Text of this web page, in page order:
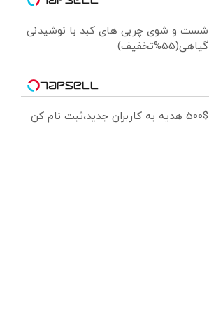
شست و شوی چربی های کبد با نوشیدنی
گیاهی(55%تخفیف)
500$ هدیه به کاربران جدید،ثبت نام کن